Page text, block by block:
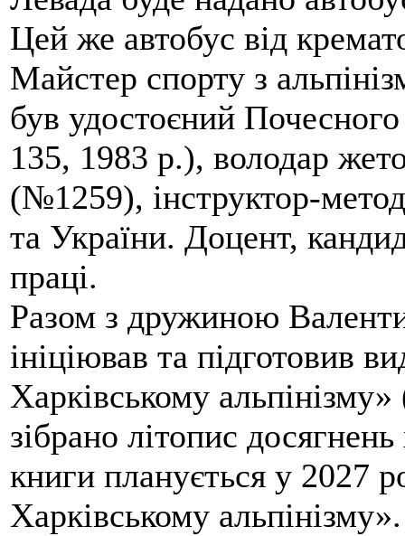
Цей же автобус від
Майстер спорту з
був удостоєний
135, 1983 р.), володар
(№1259), інструктор-
та України. Доцент,
праці.
Разом з дружиною
ініціював та підготовив
Харківському
зібрано літопис
книги планується у 2027
Харківському альпінізму».